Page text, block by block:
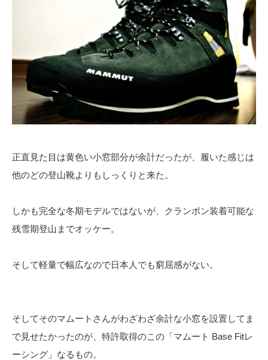
正直見た目は黄色い小窓部分が余計だったが、履いた感じは
他のどの登山靴よりもしっくりと来た。
しかも完全な冬期モデルではないが、クランポン装着可能な
残雪期登山までオッケー。
そして軽量で幅広なので日本人でも窮屈感がない。
そしてそのマムートさんがわざわざ余計な小窓を設置してま
で見せたかったのが、特許取得のこの「マムート Base Fitレ
ーシング」なるもの。